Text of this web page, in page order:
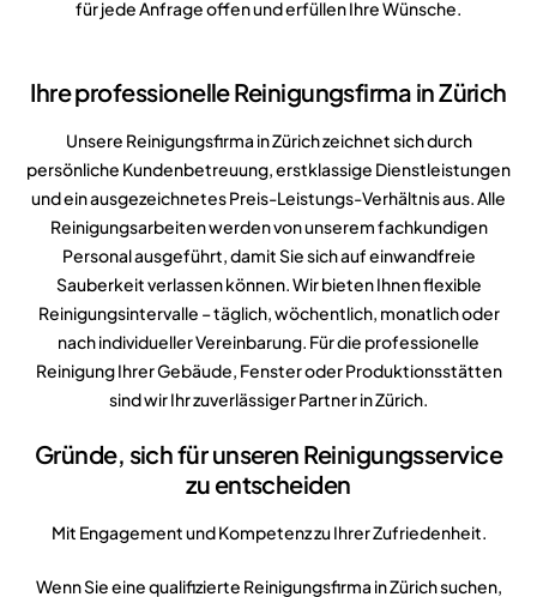
für jede Anfrage offen und erfüllen Ihre Wünsche.
Ihre professionelle Reinigungsfirma in Zürich
Unsere Reinigungsfirma in Zürich zeichnet sich durch
persönliche Kundenbetreuung, erstklassige Dienstleistungen
und ein ausgezeichnetes Preis-Leistungs-Verhältnis aus. Alle
Reinigungsarbeiten werden von unserem fachkundigen
Personal ausgeführt, damit Sie sich auf einwandfreie
Sauberkeit verlassen können. Wir bieten Ihnen flexible
Reinigungsintervalle – täglich, wöchentlich, monatlich oder
nachindividueller Vereinbarung. Für die professionelle
Reinigung Ihrer Gebäude, Fensteroder Produktionsstätten
sind wir Ihr zuverlässiger Partner in Zürich.
Gründe, sich für unseren Reinigungsservice
zuentscheiden
Mit Engagement und Kompetenz zu Ihrer Zufriedenheit.
Wenn Sie eine qualifizierte Reinigungsfirma in Zürich suchen,